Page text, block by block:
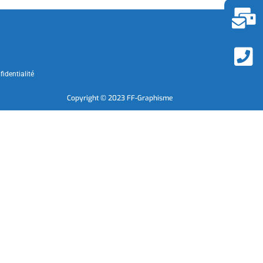
Copyright © 2023 FF-Graphisme